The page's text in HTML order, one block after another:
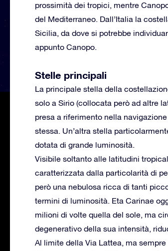
prossimità dei tropici, mentre
del Mediterraneo. Dall’Italia la
Sicilia, da dove si potrebbe
appunto Canopo.
Stelle principali
La principale stella della
solo a Sirio (collocata però ad altre
presa a riferimento nella
stessa. Un’altra stella
dotata di grande luminosità.
Visibile soltanto alle latitudini
caratterizzata dalla particolarità di
però una nebulosa ricca di tanti
termini di luminosità. Eta Carinae
milioni di volte quella del sole, ma
degenerativo della sua intensità,
Al limite della Via Lattea, ma